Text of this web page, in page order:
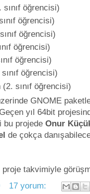
öğrencisi)
öğrencisi)
öğrencisi)
öğrencisi)
öğrencisi)
öğrencisi)
sınıf öğrencisi)
GNOME
yıl 64bit
bu projede Onur
de çokça
proje takvimiyle
17 yorum: